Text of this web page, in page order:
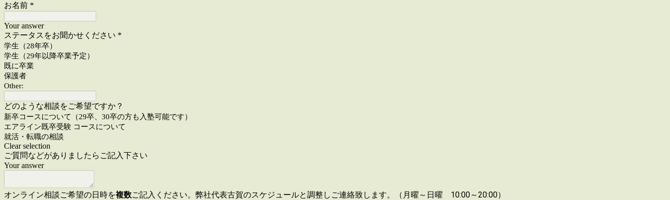
お名前 *
Your answer
ステータスをお聞かせください *
学生（28年卒）
学生（29年以降卒業予定）
既に卒業
保護者
Other:
どのような相談をご希望ですか？
新卒コースについて（29卒、30卒の方も入塾可能です）
エアライン既卒受験 コースについて
就活・転職の相談
Clear selection
ご質問などがありましたらご記入下さい
Your answer
オンライン相談ご希望の日時を複数ご記入ください。弊社代表古賀のスケジュールと調整しご連絡致します。（月曜～日曜 10:00～20:00）